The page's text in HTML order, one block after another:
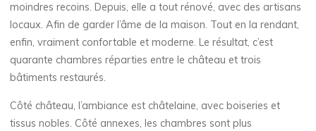
moindres recoins. Depuis, elle a tout rénové, avec des artisans
locaux. Afin de garder l’âme de la maison. Tout en la rendant,
enfin, vraiment confortable et moderne. Le résultat, c’est
quarante chambres réparties entre le château et trois
bâtiments restaurés.
Côté château, l’ambiance est châtelaine, avec boiseries et
tissus nobles. Côté annexes, les chambres sont plus